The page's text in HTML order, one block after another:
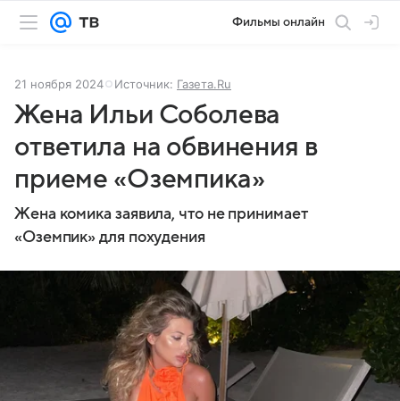
Фильмы онлайн
21 ноября 2024 Источник: Газета.Ru
Жена Ильи Соболева
ответила на обвинения в
приеме «Оземпика»
Жена комика заявила, что не принимает
«Оземпик» для похудения